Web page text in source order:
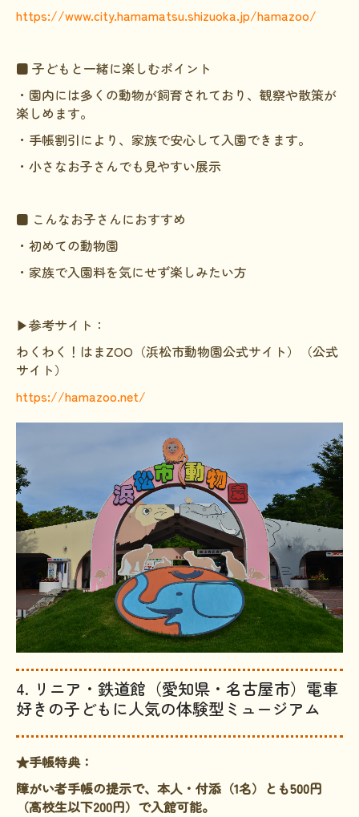
https://www.city.hamamatsu.shizuoka.jp/hamazoo/
■ 子どもと一緒に楽しむポイント
・園内には多くの動物が飼育されており、観察や散策が
楽しめます。
・手帳割引により、家族で安心して入園できます。
・小さなお子さんでも見やすい展示
■ こんなお子さんにおすすめ
・初めての動物園
・家族で入園料を気にせず楽しみたい方
▶参考サイト：
わくわく！はまZOO（浜松市動物園公式サイト）（公式
サイト）
https://hamazoo.net/
4. リニア・鉄道館（愛知県・名古屋市）電車
好きの子どもに人気の体験型ミュージアム
★手帳特典：
障がい者手帳の提示で、本人・付添（1名）とも500円
（高校生以下200円）で入館可能。